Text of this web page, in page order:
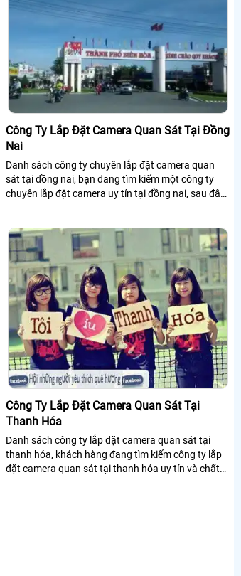
Công Ty Lắp Đặt Camera Quan Sát Tại Đồng
Nai
Danh sách công ty chuyên lắp đặt camera quan
sát tại đồng nai, bạn đang tìm kiếm một công ty
chuyên lắp đặt camera uy tín tại đồng nai, sau đây
Công Ty Lắp Đặt Camera Quan Sát Tại
Thanh Hóa
Danh sách công ty lắp đặt camera quan sát tại
thanh hóa, khách hàng đang tìm kiếm công ty lắp
đặt camera quan sát tại thanh hóa uy tín và chất